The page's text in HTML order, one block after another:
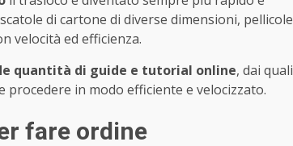
di cartone di diverse dimensioni, pellicole
velocità ed efficienza.
quantità di guide e tutorial online, dai quali
in modo efficiente e velocizzato.
fare ordine